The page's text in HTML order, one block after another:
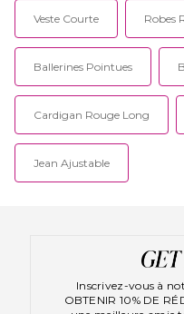
Veste Courte Robes
Ballerines Pointues
Cardigan Rouge Long
Jean Ajustable
Inscrivez-vous à
OBTENIR 10% DE